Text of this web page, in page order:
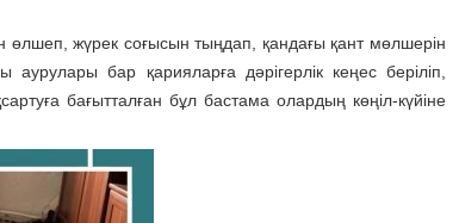
жүрек соғысын тыңдап, қандағы қант мөлшерін
бар қарияларға дәрігерлік кеңес беріліп,
бағытталған бұл бастама олардың көңіл-күйіне